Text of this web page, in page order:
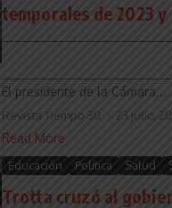
temporales de 2023 y
El presidente de la Cámara...
Revista Tiempo 30 23 julio,
Read More
Educación Política Salud
Trotta cruzó al